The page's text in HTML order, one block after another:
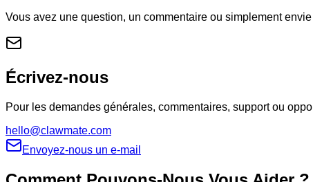
Vous avez une question, un commentaire ou simplement
Écrivez-nous
Pour les demandes générales, commentaires, support ou
hello@clawmate.com
Envoyez-nous un e-mail